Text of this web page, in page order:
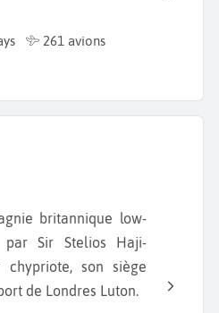
261 avions
Sir Stelios Haji-
chypriote, son siège
de Londres Luton.